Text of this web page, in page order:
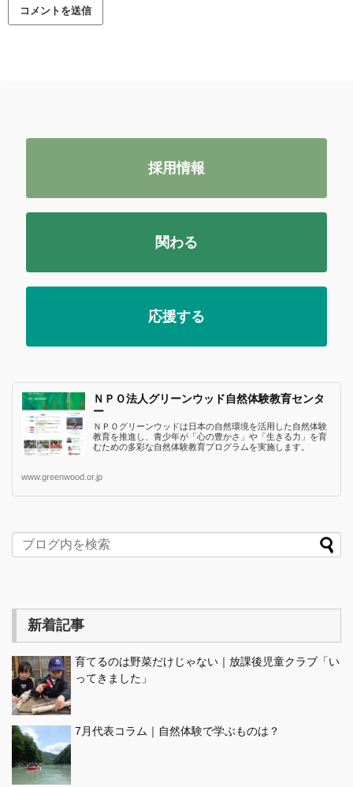
採用情報
関わる
応援する
ＮＰＯ法人グリーンウッド自然体験教育センタ
ー
ＮＰＯグリーンウッドは日本の自然環境を活用した自然体験
教育を推進し、青少年が「心の豊かさ」や「生きる力」を育
むための多彩な自然体験教育プログラムを実施します。
www.greenwood.or.jp
新着記事
育てるのは野菜だけじゃない｜放課後児童クラブ「い
ってきました」
7月代表コラム｜自然体験で学ぶものは？